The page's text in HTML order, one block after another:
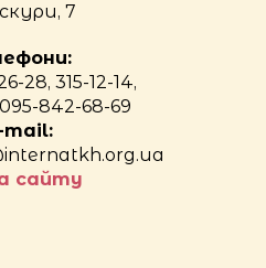
7
28, 315-12-14,
842-68-69
mail:
сайту